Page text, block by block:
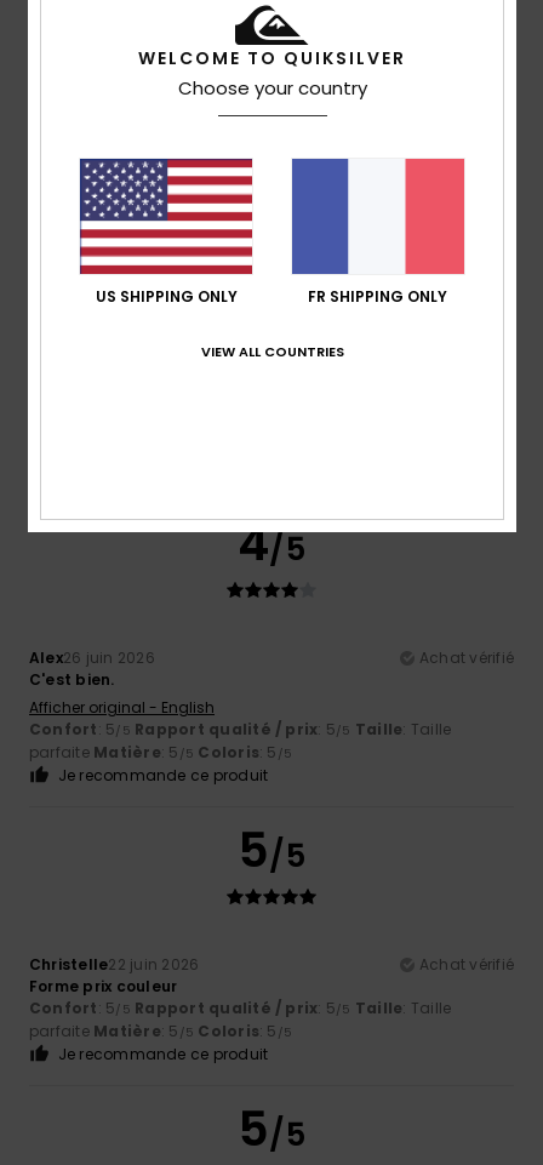
Parfait, tout va bien
Afficher original - Deutsch
parfaiteMatière: 4/5 Coloris
Je recommande ce produit
5 /5
4/5
Alex26 juin 2026
Achat vérifié
C'est bien.
Afficher original - English
Confort: 5/5 Rapport qualité / prix: 5/5 Taille: Taille
parfaite Matière: 5 /5 Coloris: 5 /5
Je recommande ce produit
5/5
Christelle22 juin 2026
Achat vérifié
Forme prix couleur
Confort: 5/5 Rapport qualité / prix: 5/5 Taille: Taille
parfaite Matière: 5 /5 Coloris: 5 /5
Je recommande ce produit
5/5
WELCOME TO QUIKSILVER
Choose your country
US SHIPPING ONLY FR SHIPPING ONLY
VIEW ALL COUNTRIES